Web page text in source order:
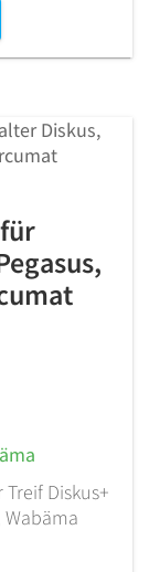
Diskus+
Wabäma